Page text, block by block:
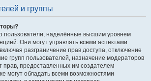
и группы
пользователи, наделённые высшим уровнем
Они могут управлять всеми аспектами
разграничение прав доступа, отключение
групп пользователей, назначение модераторов
прав, предоставленных им создателем
могут обладать всеми возможностями